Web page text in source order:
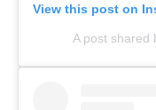
View this post on
A post shared